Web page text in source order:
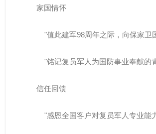
家国情怀
"值此建军98周年之际，向保家卫
"铭记复员军人为国防事业奉献的
信任回馈
"感恩全国客户对复员军人专业能